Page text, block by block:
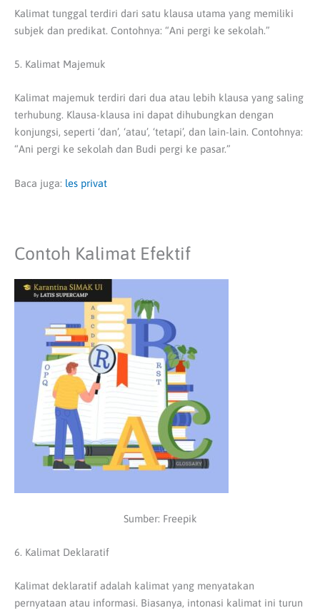
Kalimat tunggal terdiri dari satu klausa utama yang memiliki
subjek dan predikat. Contohnya: “Ani pergi ke sekolah.”
5. Kalimat Majemuk
Kalimat majemuk terdiri dari dua atau lebih klausa yang saling
terhubung. Klausa-klausa ini dapat dihubungkan dengan
konjungsi, seperti ‘dan’, ‘atau’, ‘tetapi’, dan lain-lain. Contohnya:
“Ani pergi ke sekolah dan Budi pergi ke pasar.”
Baca juga: les privat
Contoh Kalimat Efektif
Sumber: Freepik
6. Kalimat Deklaratif
Kalimat deklaratif adalah kalimat yang menyatakan
pernyataan atau informasi. Biasanya, intonasi kalimat ini turun